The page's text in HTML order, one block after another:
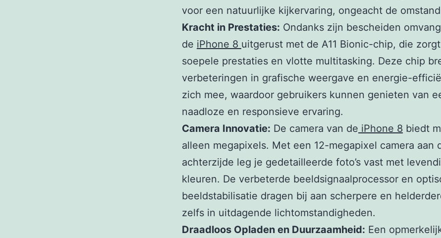
voor een natuurlijke kijkervaring, ongeacht de
Kracht in Prestaties: Ondanks zijn bescheiden
de iPhone 8 uitgerust met de A11 Bionic-chip, die
soepele prestaties en vlotte multitasking. Deze chip
verbeteringen in grafische weergave en energie-
zich mee, waardoor gebruikers kunnen genieten van
naadloze en responsieve ervaring.
Camera Innovatie: De camera van de iPhone 8 biedt
alleen megapixels. Met een 12-megapixel camera aan
achterzijde leg je gedetailleerde foto’s vast met
kleuren. De verbeterde beeldsignaalprocessor en
beeldstabilisatie dragen bij aan scherpere en
zelfs in uitdagende lichtomstandigheden.
Draadloos Opladen en Duurzaamheid: Een